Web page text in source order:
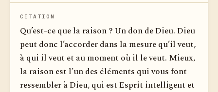
CITATION
Qu’est-ce que la raison ? Un don de Dieu. Dieu
peut donc l’accorder dans la mesure qu’il veut,
à qui il veut et au moment où il le veut. Mieux,
la raison est l’un des éléments qui vous font
ressembler à Dieu, qui est Esprit intelligent et